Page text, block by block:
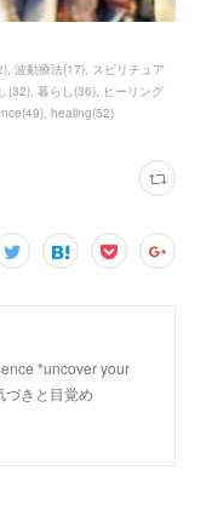
) 波動療法(17) スピリチュア
(32) 暮らし (36) ヒーリング
(49) healing(52)
*uncover your
きと目覚め